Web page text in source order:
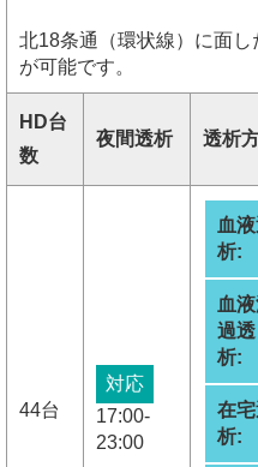
北18条通（環状線）に面
が可能です。
HD台
数
夜間透析 透析
44台
対応
17:00-
23:00
血
析:
血
過透
析:
在
析: